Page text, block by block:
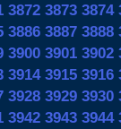
3872 3873 3874
3886 3887 3888
3900 3901 3902
3914 3915 3916
3928 3929 3930
3942 3943 3944